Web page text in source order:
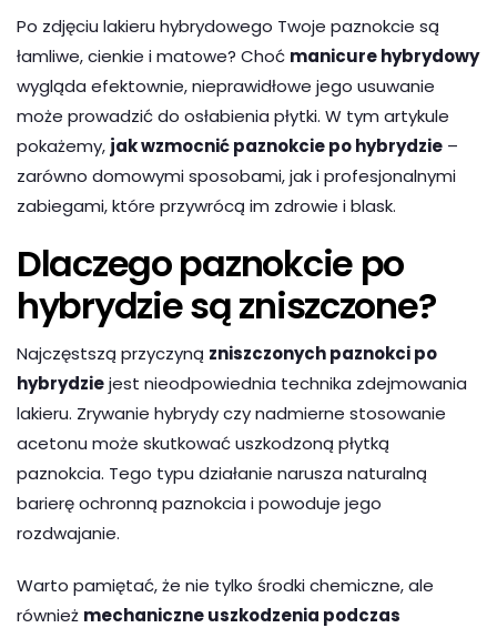
Po zdjęciu lakieru hybrydowego Twoje paznokcie są
łamliwe, cienkie i matowe? Choć manicure hybrydowy
wygląda efektownie, nieprawidłowe jego usuwanie
może prowadzić do osłabienia płytki. W tym artykule
pokażemy, jak wzmocnić paznokcie po hybrydzie –
zarówno domowymi sposobami, jak i profesjonalnymi
zabiegami, które przywrócą im zdrowie i blask.
Dlaczego paznokcie po
hybrydzie są zniszczone?
Najczęstszą przyczyną zniszczonych paznokci po
hybrydziejest nieodpowiednia technika zdejmowania
lakieru. Zrywanie hybrydy czy nadmierne stosowanie
acetonu może skutkować uszkodzoną płytką
paznokcia. Tego typu działanie narusza naturalną
barierę ochronną paznokcia i powoduje jego
rozdwajanie.
Warto pamiętać, że nie tylko środki chemiczne, ale
również mechaniczne uszkodzenia podczas